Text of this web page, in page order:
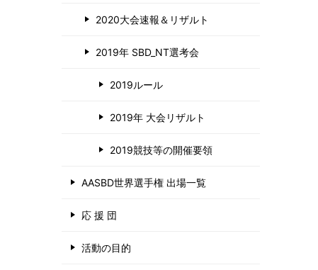
2020大会速報＆リザルト
2019年 SBD_NT選考会
2019ルール
2019年 大会リザルト
2019競技等の開催要領
AASBD世界選手権 出場一覧
応 援 団
活動の目的